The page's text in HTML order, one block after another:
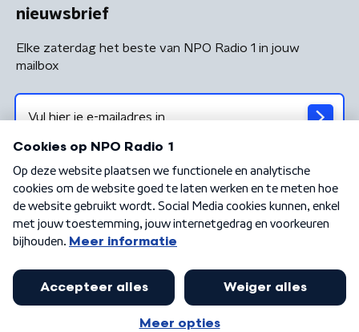
nieuwsbrief
Elke zaterdag het beste van NPO Radio 1 in jouw
mailbox
Algemene voorwaarden